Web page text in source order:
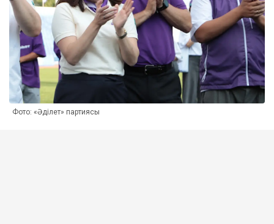
Фото: «Әділет» партиясы